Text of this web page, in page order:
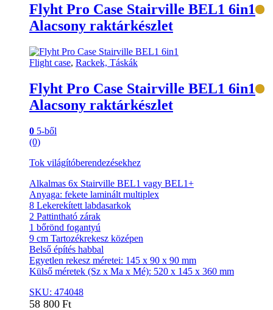
Flyht Pro Case Stairville BEL1 6in1
Alacsony raktárkészlet
Flight case, Rackek, Táskák
Flyht Pro Case Stairville BEL1 6in1
Alacsony raktárkészlet
0 5-ből
(0)
Tok világítóberendezésekhez
Alkalmas 6x Stairville BEL1 vagy BEL1+
Anyaga: fekete laminált multiplex
8 Lekerekített labdasarkok
2 Pattintható zárak
1 bőrönd fogantyú
9 cm Tartozékrekesz középen
Belső építés habbal
Egyetlen rekesz méretei: 145 x 90 x 90 mm
Külső méretek (Sz x Ma x Mé): 520 x 145 x 360 mm
SKU: 474048
58 800 Ft